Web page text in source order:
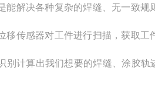
能解决各种复杂的焊缝、无一致规
移传感器对工件进行扫描，获取工
别计算出我们想要的焊缝、涂胶轨